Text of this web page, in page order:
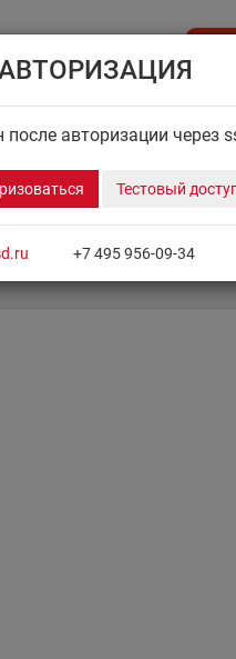
НРД ЦЕНОВОЙ ЦЕНТР
после авторизации через
Тестовый
+7 495 956-09-34